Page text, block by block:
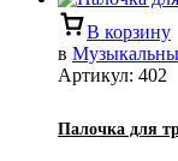
В корзину
в
Артикул: 402
Палочка для